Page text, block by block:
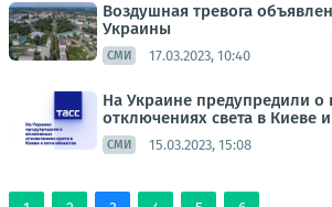
Воздушная тревога
Украины
СМИ 17.03.2023, 10:40
На Украине предупредили
отключениях света в Киеве
СМИ 15.03.2023, 15:08